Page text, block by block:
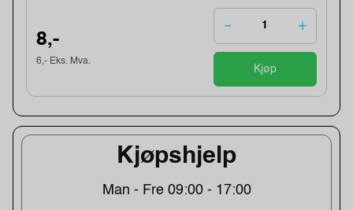
Kjøpshjelp
Man - Fre 09:00 - 17:00
8,-
6,- Eks. Mva.
Kjøp